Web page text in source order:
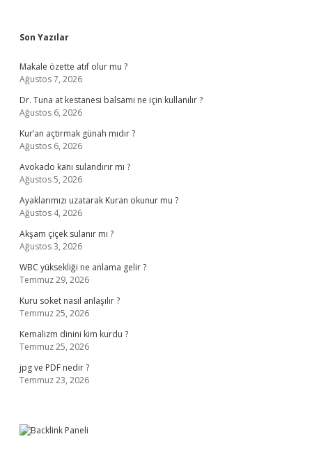
Sidebar
Son Yazılar
Makale özette atıf olur mu ?
Ağustos 7, 2026
Dr. Tuna at kestanesi balsamı ne için kullanılır ?
Ağustos 6, 2026
Kur’an açtırmak günah mıdır ?
Ağustos 6, 2026
Avokado kanı sulandırır mı ?
Ağustos 5, 2026
Ayaklarımızı uzatarak Kuran okunur mu ?
Ağustos 4, 2026
Akşam çiçek sulanır mı ?
Ağustos 3, 2026
WBC yüksekliği ne anlama gelir ?
Temmuz 29, 2026
Kuru soket nasıl anlaşılır ?
Temmuz 25, 2026
Kemalizm dinini kim kurdu ?
Temmuz 25, 2026
jpg ve PDF nedir ?
Temmuz 23, 2026